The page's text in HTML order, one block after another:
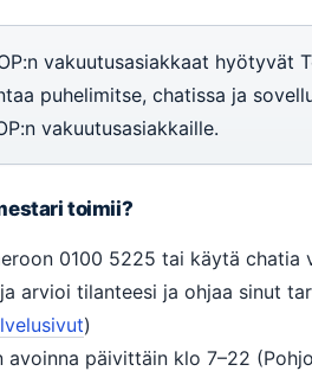
vakuutusasiakkaat hyötyvät
puhelimitse, chatissa ja
vakuutusasiakkaille.
toimii?
0100 5225 tai käytä chatia
arvioi tilanteesi ja ohjaa sinut
)
avoinna päivittäin klo 7–22